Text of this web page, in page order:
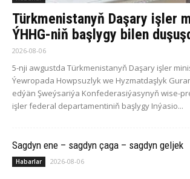
Türkmenistanyň Daşary işler
ÝHHG-niň başlygy bilen
2026-08-06
5-nji awgustda Türkmenistanyň Daşary işler
Ýewropada Howpsuzlyk we Hyzmatdaşlyk
edýän Şweýsariýa Konfederasiýasynyň wise-
işler federal departamentiniň başlygy Inýasio...
Sagdyn ene – sagdyn çaga – sagdyn geljek
Habarlar 2026-08-06